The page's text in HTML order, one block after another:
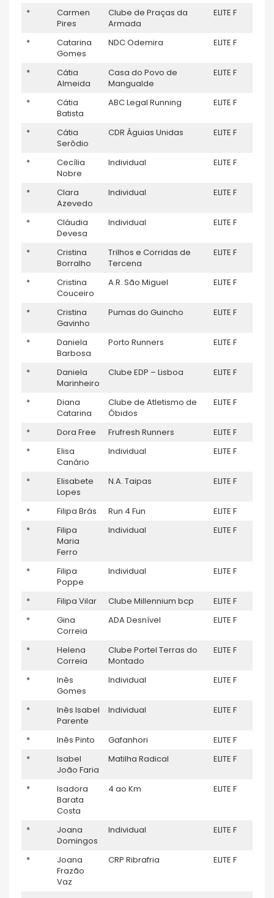
*
Carmen
Pires
Clube de Praças da
Armada
ELITE F
*
Catarina
Gomes
NDC Odemira ELITE F
*
Cátia
Almeida
Casa do Povo de
Mangualde
ELITE F
*
Cátia
Batista
ABC Legal Running ELITE F
*
Cátia
Serôdio
CDR Águias Unidas ELITE F
*
Cecília
Nobre
Individual ELITE F
*
Clara
Azevedo
Individual ELITE F
*
Cláudia
Devesa
Individual ELITE F
*
Cristina
Borralho
Trilhos e Corridas de
Tercena
ELITE F
*
Cristina
Couceiro
A.R. São Miguel ELITE F
*
Cristina
Gavinho
Pumas do Guincho ELITE F
*
Daniela
Barbosa
Porto Runners ELITE F
*
Daniela
Marinheiro
Clube EDP – Lisboa ELITE F
*
Diana
Catarina
Clube de Atletismo de
Óbidos
ELITE F
* Dora Free Frufresh Runners ELITE F
*
Elisa
Canário
Individual ELITE F
*
Elisabete
Lopes
N.A. Taipas ELITE F
* Filipa Brás Run 4 Fun ELITE F
*
Filipa
Maria
Ferro
Individual ELITE F
*
Filipa
Poppe
Individual ELITE F
* Filipa Vilar Clube Millennium bcp ELITE F
*
Gina
Correia
ADA Desnível ELITE F
*
Helena
Correia
Clube Portel Terras do
Montado
ELITE F
*
Inês
Gomes
Individual ELITE F
*
Inês Isabel
Parente
Individual ELITE F
* Inês Pinto Gafanhori ELITE F
*
Isabel
João Faria
Matilha Radical ELITE F
*
Isadora
Barata
Costa
4 ao Km ELITE F
*
Joana
Domingos
Individual ELITE F
*
Joana
Frazão
Vaz
CRP Ribrafria ELITE F